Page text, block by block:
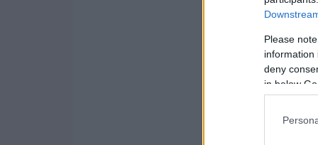
Please
information
deny
in below